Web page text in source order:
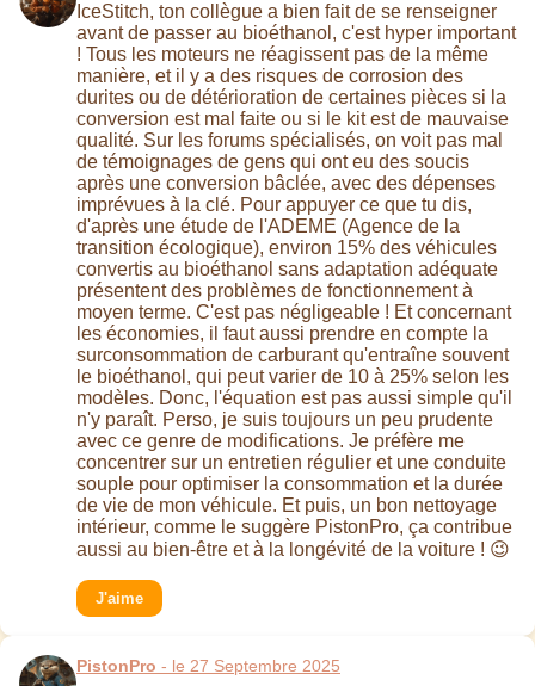
IceStitch, ton collègue a bien fait de se renseigner
avant de passer au bioéthanol, c'est hyper important
! Tous les moteurs ne réagissent pas de la même
manière, et il y a des risques de corrosion des
durites ou de détérioration de certaines pièces si la
conversion est mal faite ou si le kit est de mauvaise
qualité. Sur les forums spécialisés, on voit pas mal
de témoignages de gens qui ont eu des soucis
après une conversion bâclée, avec des dépenses
imprévues à la clé. Pour appuyer ce que tu dis,
d'après une étude de l'ADEME (Agence de la
transition écologique), environ 15% des véhicules
convertis au bioéthanol sans adaptation adéquate
présentent des problèmes de fonctionnement à
moyen terme. C'est pas négligeable ! Et concernant
les économies, il faut aussi prendre en compte la
surconsommation de carburant qu'entraîne souvent
le bioéthanol, qui peut varier de 10 à 25% selon les
modèles. Donc, l'équation est pas aussi simple qu'il
n'y paraît. Perso, je suis toujours un peu prudente
avec ce genre de modifications. Je préfère me
concentrer sur un entretien régulier et une conduite
souple pour optimiser la consommation et la durée
de vie de mon véhicule. Et puis, un bon nettoyage
intérieur, comme le suggère PistonPro, ça contribue
aussi au bien-être et à la longévité de la voiture ! 😉
J'aime
PistonPro - le 27 Septembre 2025